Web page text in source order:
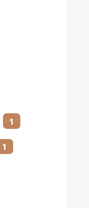
1
1